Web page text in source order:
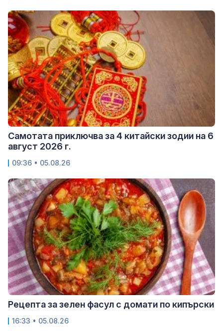
Самотата приключва за 4 китайски зодии на 6
август 2026 г.
09:36 • 05.08.26
Рецепта за зелен фасул с домати по кипърски
16:33 • 05.08.26